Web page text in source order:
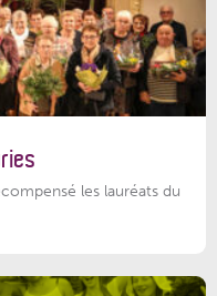
les lauréats du